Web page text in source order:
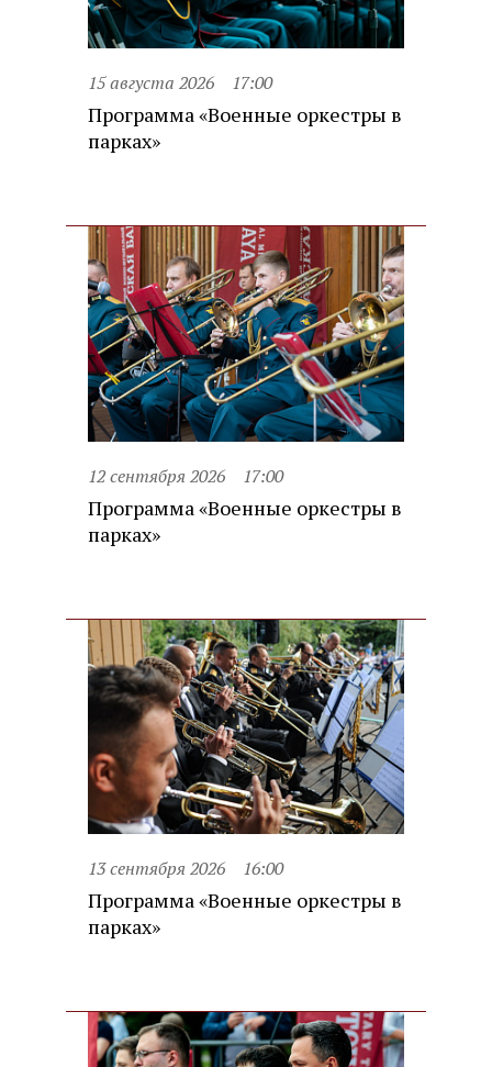
15 августа 2026 17:00
Программа «Военные оркестры в
парках»
12 сентября 2026 17:00
Программа «Военные оркестры в
парках»
13 сентября 2026 16:00
Программа «Военные оркестры в
парках»